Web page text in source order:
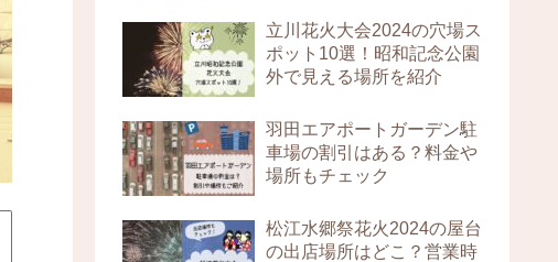
立川花火大会2024の穴場ス
ポット10選！昭和記念公園
外で見える場所を紹介
羽田エアポートガーデン駐
車場の割引はある？料金や
場所もチェック
松江水郷祭花火2024の屋台
の出店場所はどこ？営業時